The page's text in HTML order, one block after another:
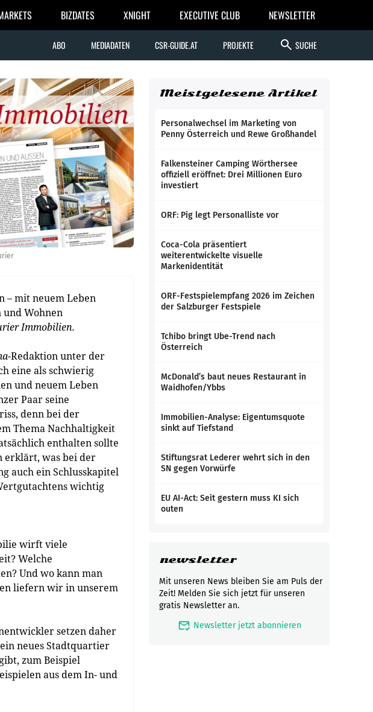
BIZDATES XNIGHT EXECUTIVE CLUB NEWSLETTER
ABO MEDIADATEN CSR-GUIDE.AT PROJEKTE search SUCHE
– mit neuem Leben
und Wohnen
Immobilien.
-Redaktion unter der
eine als schwierig
und neuem Leben
Paar seine
denn bei der
Thema Nachhaltigkeit
enthalten sollte
erklärt, was bei der
auch ein Schlusskapitel
wichtig
wirft viele
Welche
Und wo kann man
liefern wir in unserem
setzen daher
neues Stadtquartier
zum Beispiel
aus dem In- und
Meistgelesene Artikel
Personalwechsel im Marketing von
Penny Österreich und Rewe Großhandel
Falkensteiner Camping Wörthersee
offiziell eröffnet: Drei Millionen Euro
investiert
ORF: Pig legt Personalliste vor
Coca-Cola präsentiert
weiterentwickelte visuelle
Markenidentität
ORF-Festspielempfang 2026 im Zeichen
der Salzburger Festspiele
Tchibo bringt Ube-Trend nach
Österreich
McDonald’s baut neues Restaurant in
Waidhofen/Ybbs
Immobilien-Analyse: Eigentumsquote
sinkt auf Tiefstand
Stiftungsrat Lederer wehrt sich in den
SN gegen Vorwürfe
EU AI-Act: Seit gestern muss KI sich
outen
newsletter
Mit unseren News bleiben Sie am Puls der
Zeit! Melden Sie sich jetzt für unseren
gratis Newsletter an.
mark_email_read Newsletter jetzt abonnieren